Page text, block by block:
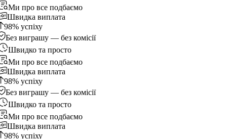
Ми про все подбаємо
Швидка виплата
98% успіху
Без виграшу — без комісії
Швидко та просто
Ми про все подбаємо
Швидка виплата
98% успіху
Без виграшу — без комісії
Швидко та просто
Ми про все подбаємо
Швидка виплата
98% успіху